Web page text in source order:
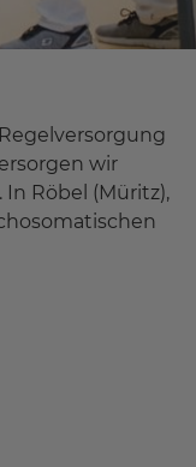
wir
Röbel (Müritz),